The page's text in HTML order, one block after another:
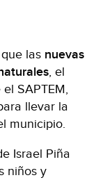
las nuevas
, el
SAPTEM,
llevar la
municipio.
Israel Piña
niños y